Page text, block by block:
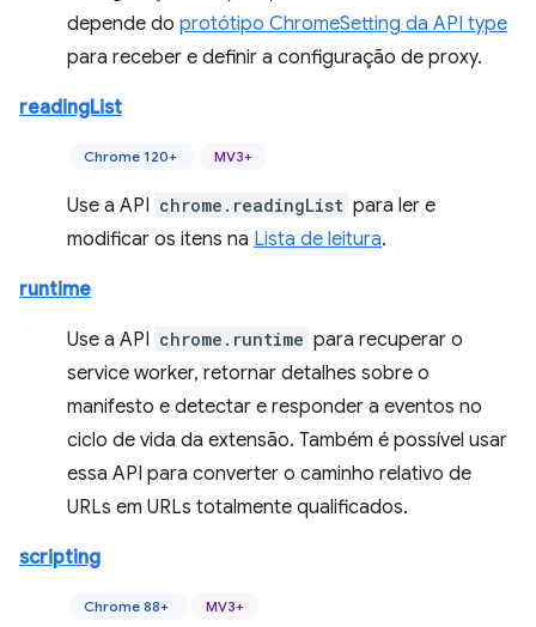
depende do protótipo ChromeSetting da API type
para receber e definir a configuração de proxy.
readingList
Chrome 120+ MV3+
Use a API chrome.readingList para ler e
modificar os itens na Lista de leitura.
runtime
Use a API chrome.runtime para recuperar o
service worker, retornar detalhes sobre o
manifesto e detectar e responder a eventos no
ciclo de vida da extensão. Também é possível usar
essa API para converter o caminho relativo de
URLs em URLs totalmente qualificados.
scripting
Chrome 88+ MV3+